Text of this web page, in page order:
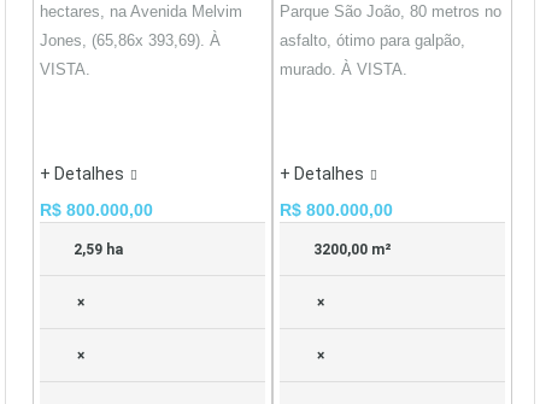
hectares, na Avenida Melvim
Jones, (65,86x 393,69). À
VISTA.
+ Detalhes
R$ 800.000,00
2,59 ha
×
×
Parque São João, 80 metros no
asfalto, ótimo para galpão,
murado. À VISTA.
+ Detalhes
R$ 800.000,00
3200,00 m²
×
×